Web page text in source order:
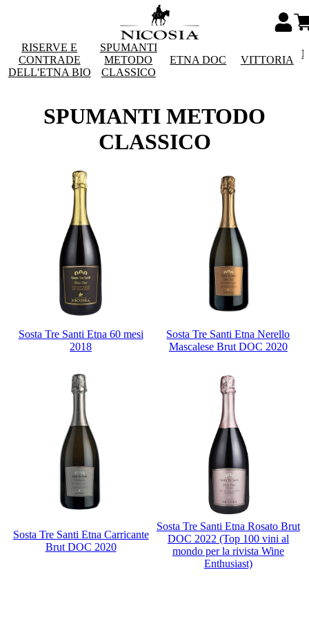
RISERVE E
CONTRADE
DELL'ETNA BIO
SPUMANTI
METODO
CLASSICO
ETNA DOC VITTORIA
SPUMANTI METODO
CLASSICO
Sosta Tre Santi Etna 60 mesi
2018
Sosta Tre Santi Etna Nerello
Mascalese Brut DOC 2020
Sosta Tre Santi Etna Carricante
Brut DOC 2020
Sosta Tre Santi Etna Rosato Brut
DOC 2022 (Top 100 vini al
mondo per la rivista Wine
Enthusiast)